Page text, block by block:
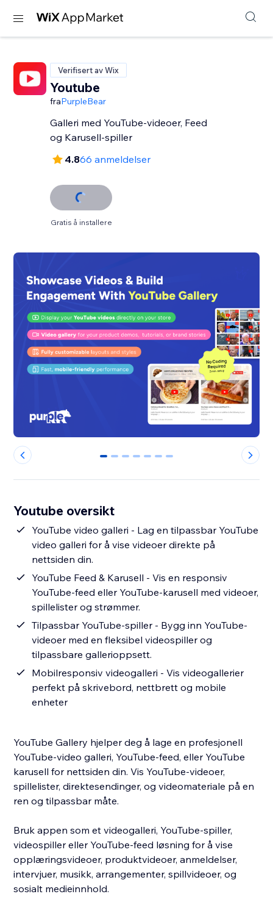
Verifisert av Wix
Youtube
fraPurpleBear
Galleri med YouTube-videoer, Feed
og Karusell-spiller
4.866 anmeldelser
Gratis å installere
0 1 2 3 4 5 6
Youtube oversikt
YouTube video galleri - Lag en tilpassbar YouTube
video galleri for å vise videoer direkte på
nettsiden din.
YouTube Feed & Karusell - Vis en responsiv
YouTube-feed eller YouTube-karusell med videoer,
spillelister og strømmer.
Tilpassbar YouTube-spiller - Bygg inn YouTube-
videoer med en fleksibel videospiller og
tilpassbare gallerioppsett.
Mobilresponsiv videogalleri - Vis videogallerier
perfekt på skrivebord, nettbrett og mobile
enheter
YouTube Gallery hjelper deg å lage en profesjonell
YouTube-video galleri, YouTube-feed, eller YouTube
karusell for nettsiden din. Vis YouTube-videoer,
spillelister, direktesendinger, og videomateriale på en
ren og tilpassbar måte.
Bruk appen som et videogalleri, YouTube-spiller,
videospiller eller YouTube-feed løsning for å vise
opplæringsvideoer, produktvideoer, anmeldelser,
intervjuer, musikk, arrangementer, spillvideoer, og
sosialt medieinnhold.